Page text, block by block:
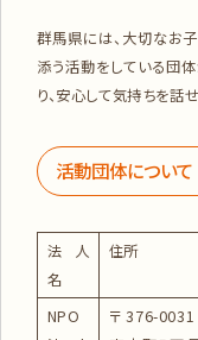
群馬県には、大切なお
添う活動をしている団
り、安心して気持ちを話
活動団体について
法人
名
住所
NPO
〒376-